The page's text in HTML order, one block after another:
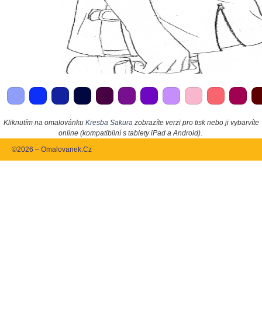
Kliknutím na omalovánku Kresba Sakura zobrazíte verzi pro tisk nebo ji vybarvíte
online (kompatibilní s tablety iPad a Android).
©2026 – Omalovanek.Cz